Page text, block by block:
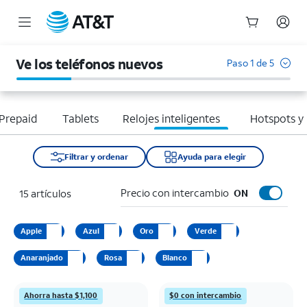
Ve los teléfonos nuevos Paso 1 de 5
Tablets Relojes inteligentes Hotspots y
Filtrar y ordenar Ayuda para elegir
15 artículos Precio con intercambio ON
Apple Azul Oro Verde
Anaranjado Rosa Blanco
Ahorra hasta $1,100 $0 con intercambio